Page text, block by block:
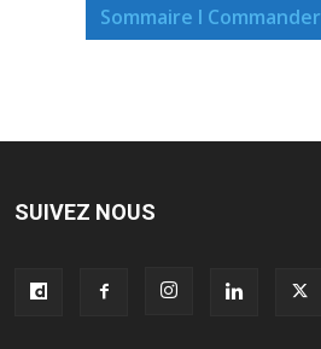
Sommaire I Commander
SUIVEZ NOUS